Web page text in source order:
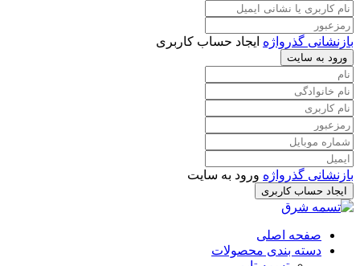
بازنشانی گذرواژه ایجاد حساب کاربری
ورود به سایت
بازنشانی گذرواژه ورود به سایت
ایجاد حساب کاربری
صفحه اصلی
دسته بندی محصولات